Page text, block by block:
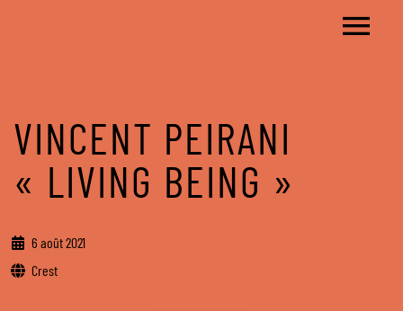
VINCENT PEIRANI
« LIVING BEING »
6 août 2021
Crest